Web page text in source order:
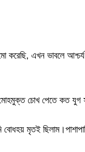
করেছি, এখন ভাবলে
মোহমুক্ত চোখ পেতে কত যুগ
মৃতই